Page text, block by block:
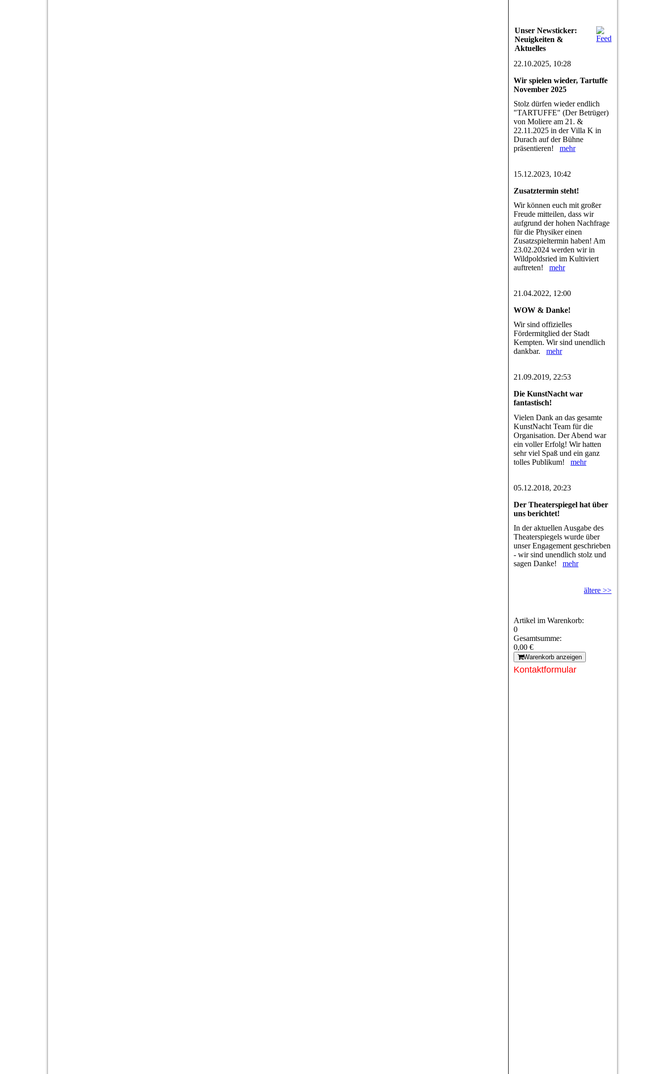
Unser Newsticker:
Neuigkeiten &
Aktuelles
22.10.2025, 10:28
Wir spielen wieder, Tartuffe
November 2025
Stolz dürfen wieder endlich
"TARTUFFE" (Der Betrüger)
von Moliere am 21. &
22.11.2025 in der Villa K in
Durach auf der Bühne
präsentieren! mehr
15.12.2023, 10:42
Zusatztermin steht!
Wir können euch mit großer
Freude mitteilen, dass wir
aufgrund der hohen Nachfrage
für die Physiker einen
Zusatzspieltermin haben! Am
23.02.2024 werden wir in
Wildpoldsried im Kultiviert
auftreten! mehr
21.04.2022, 12:00
WOW & Danke!
Wir sind offizielles
Fördermitglied der Stadt
Kempten. Wir sind unendlich
dankbar. mehr
21.09.2019, 22:53
Die KunstNacht war
fantastisch!
Vielen Dank an das gesamte
KunstNacht Team für die
Organisation. Der Abend war
ein voller Erfolg! Wir hatten
sehr viel Spaß und ein ganz
tolles Publikum! mehr
05.12.2018, 20:23
Der Theaterspiegel hat über
uns berichtet!
In der aktuellen Ausgabe des
Theaterspiegels wurde über
unser Engagement geschrieben
- wir sind unendlich stolz und
sagen Danke! mehr
ältere >>
Artikel im Warenkorb:
0
Gesamtsumme:
0,00 €
Warenkorb anzeigen
Kontaktformular